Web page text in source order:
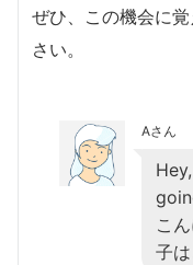
ぜひ、この機会に
さい。
Aさん
こ
子